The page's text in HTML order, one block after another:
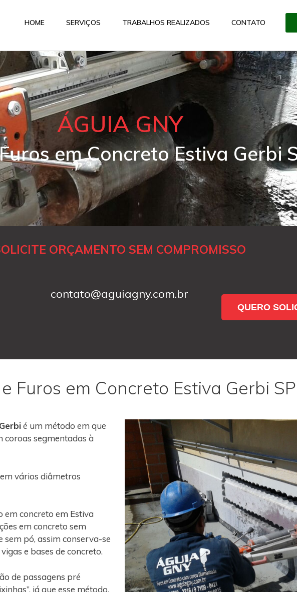
HOME SERVIÇOS TRABALHOS REALIZADOS CONTATO
ÁGUIA GNY
em Concreto Estiva Gerbi
ORÇAMENTO SEM COMPROMISSO
contato@aguiagny.com.br
QUERO
Furos em Concreto Estiva Gerbi SP
é um método em que
segmentadas à
vários diâmetros
em concreto em Estiva
em concreto sem
sem pó, assim conserva-se
e bases de concreto.
de passagens pré
já que esse método,